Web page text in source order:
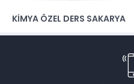
KİMYA ÖZEL DERS SAKARYA